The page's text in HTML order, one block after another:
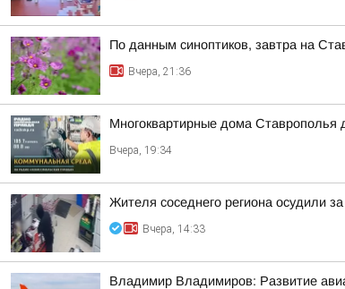
По данным синоптиков, завтра на
Вчера, 21:36
Многоквартирные дома Ставрополья
Вчера, 19:34
Жителя соседнего региона осудили
Вчера, 14:33
Владимир Владимиров: Развитие